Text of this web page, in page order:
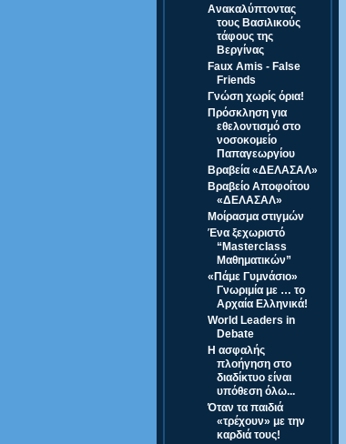
Ανακαλύπτοντας
τους Βασιλικούς
τάφους της
Βεργίνας
Faux Amis - False
Friends
Γνώση χωρίς όρια!
Πρόσκληση για
εθελοντισμό στο
νοσοκομείο
Παπαγεωργίου
Βραβεία «ΔΕΛΑΣΑΛ»
Βραβείο Αποφοίτου
«ΔΕΛΑΣΑΛ»
Μοίρασμα στιγμών
Ένα ξεχωριστό
“Masterclass
Μαθηματικών”
«Πάμε Γυμνάσιο»
Γνωριμία με … το
Αρχαία Ελληνικά!
World Leaders in
Debate
Η ασφαλής
πλοήγηση στο
διαδίκτυο είναι
υπόθεση όλω...
Όταν τα παιδιά
«τρέχουν» με την
καρδιά τους!